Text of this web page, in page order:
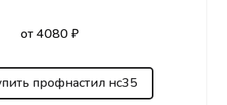
от 4080 ₽
профнастил нс35